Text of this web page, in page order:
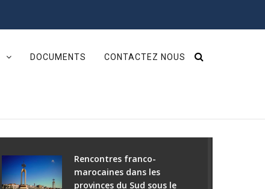
DOCUMENTS CONTACTEZ NOUS
Rencontres franco-
marocaines dans les
provinces du Sud sous le